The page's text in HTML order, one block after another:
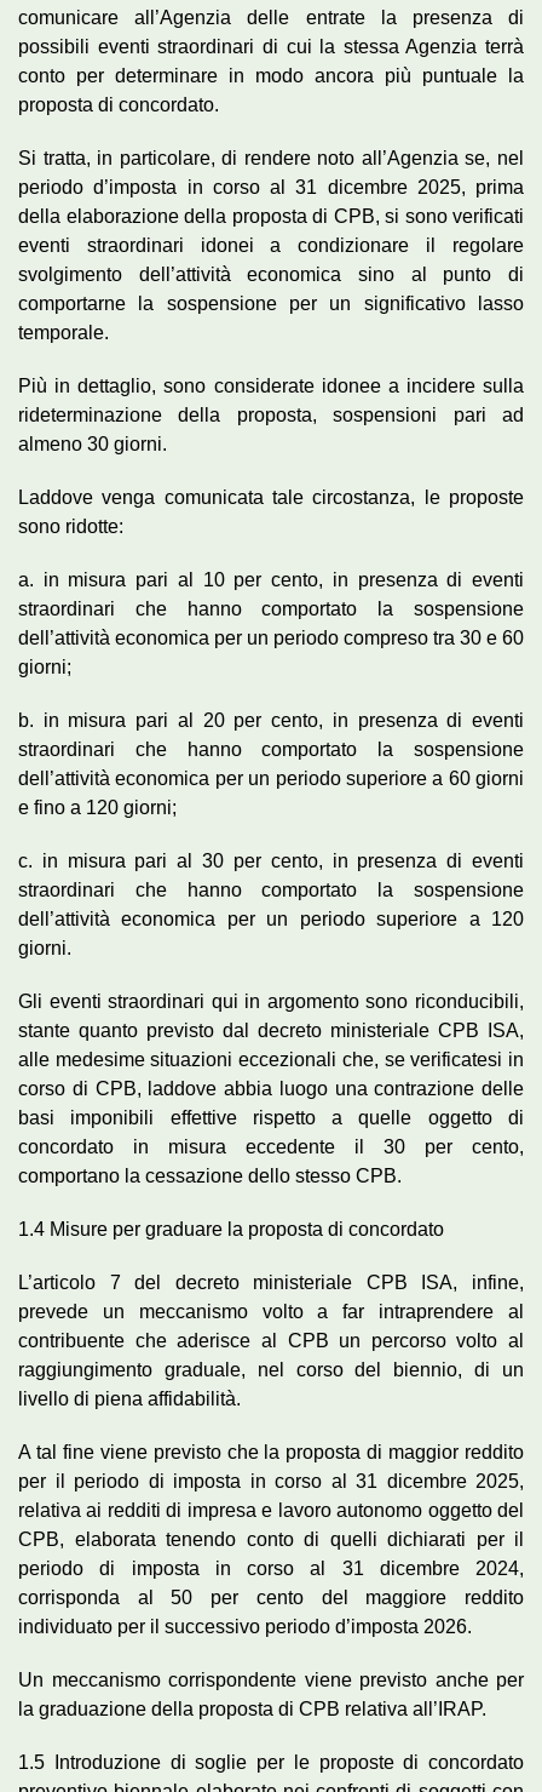
comunicare all’Agenzia delle entrate la presenza di
possibili eventi straordinari di cui la stessa Agenzia terrà
conto per determinare in modo ancora più puntuale la
proposta di concordato.
Si tratta, in particolare, di rendere noto all’Agenzia se, nel
periodo d’imposta in corso al 31 dicembre 2025, prima
della elaborazione della proposta di CPB, si sono verificati
eventi straordinari idonei a condizionare il regolare
svolgimento dell’attività economica sino al punto di
comportarne la sospensione per un significativo lasso
temporale.
Più in dettaglio, sono considerate idonee a incidere sulla
rideterminazione della proposta, sospensioni pari ad
almeno 30 giorni.
Laddove venga comunicata tale circostanza, le proposte
sono ridotte:
a. in misura pari al 10 per cento, in presenza di eventi
straordinari che hanno comportato la sospensione
dell’attività economica per un periodo compreso tra 30 e 60
giorni;
b. in misura pari al 20 per cento, in presenza di eventi
straordinari che hanno comportato la sospensione
dell’attività economica per un periodo superiore a 60 giorni
e fino a 120 giorni;
c. in misura pari al 30 per cento, in presenza di eventi
straordinari che hanno comportato la sospensione
dell’attività economica per un periodo superiore a 120
giorni.
Gli eventi straordinari qui in argomento sono riconducibili,
stante quanto previsto dal decreto ministeriale CPB ISA,
alle medesime situazioni eccezionali che, se verificatesi in
corso di CPB, laddove abbia luogo una contrazione delle
basi imponibili effettive rispetto a quelle oggetto di
concordato in misura eccedente il 30 per cento,
comportano la cessazione dello stesso CPB.
1.4 Misure per graduare la proposta di concordato
L’articolo 7 del decreto ministeriale CPB ISA, infine,
prevede un meccanismo volto a far intraprendere al
contribuente che aderisce al CPB un percorso volto al
raggiungimento graduale, nel corso del biennio, di un
livello di piena affidabilità.
A tal fine viene previsto che la proposta di maggior reddito
per il periodo di imposta in corso al 31 dicembre 2025,
relativa ai redditi di impresa e lavoro autonomo oggetto del
CPB, elaborata tenendo conto di quelli dichiarati per il
periodo di imposta in corso al 31 dicembre 2024,
corrisponda al 50 per cento del maggiore reddito
individuato per il successivo periodo d’imposta 2026.
Un meccanismo corrispondente viene previsto anche per
la graduazione della proposta di CPB relativa all’IRAP.
1.5 Introduzione di soglie per le proposte di concordato